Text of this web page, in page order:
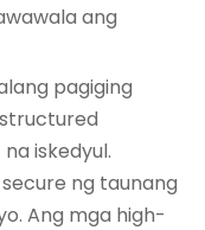
ang
pagiging
iskedyul.
ng taunang
Ang mga high-